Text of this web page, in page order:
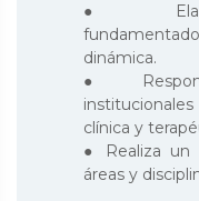
●
dinámica.
●
clínica y
● Realiza un
áreas y